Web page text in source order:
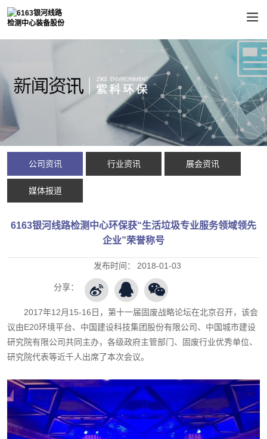
公司资讯 行业资讯 展会资讯
媒体报道
6163银河线路检测中心环保获“生活垃圾专业服务领域领先
企业”荣誉称号
发布时间： 2018-01-03
分享：
2017年12月15-16日，第十一届固废战略论坛在北京召开，该会
议由E20环境平台、中国建设科技集团股份有限公司、中国城市建设
研究院有限公司共同主办，各级政府主管部门、固废行业优秀单位、
研究院代表等近千人出席了本次会议。